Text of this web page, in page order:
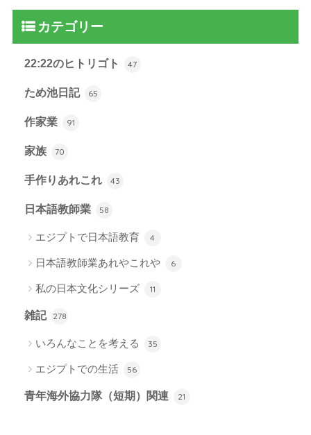
カテゴリー
22:22のヒトリゴト 47
ため池日記 65
作家業 91
家族 70
手作りあれこれ 43
日本語教師業 58
エジプトで日本語教育 4
日本語教師業あれやこれや 6
私の日本文化シリーズ 11
雑記 278
いろんなことを考える 35
エジプトでの生活 56
青年海外協力隊（短期）関連 21